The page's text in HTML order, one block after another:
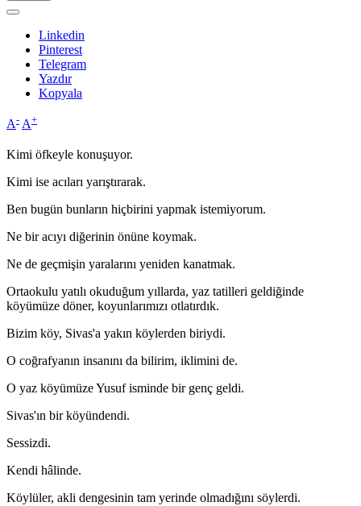
Linkedin
Pinterest
Telegram
Yazdır
Kopyala
A- A+
Kimi öfkeyle konuşuyor.
Kimi ise acıları yarıştırarak.
Ben bugün bunların hiçbirini yapmak istemiyorum.
Ne bir acıyı diğerinin önüne koymak.
Ne de geçmişin yaralarını yeniden kanatmak.
Ortaokulu yatılı okuduğum yıllarda, yaz tatilleri geldiğinde
köyümüze döner, koyunlarımızı otlatırdık.
Bizim köy, Sivas'a yakın köylerden biriydi.
O coğrafyanın insanını da bilirim, iklimini de.
O yaz köyümüze Yusuf isminde bir genç geldi.
Sivas'ın bir köyündendi.
Sessizdi.
Kendi hâlinde.
Köylüler, akli dengesinin tam yerinde olmadığını söylerdi.